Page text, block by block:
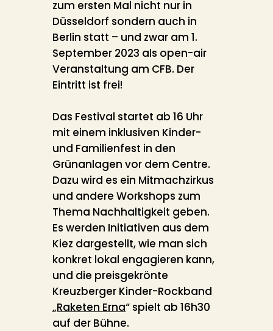
zum ersten Mal nicht nur in
Düsseldorf sondern auch in
Berlin statt – und zwar am 1.
September 2023 als open-air
Veranstaltung am CFB. Der
Eintritt ist frei!
Das Festival startet ab 16 Uhr
mit einem inklusiven Kinder-
und Familienfest in den
Grünanlagen vor dem Centre.
Dazu wird es ein Mitmachzirkus
und andere Workshops zum
Thema Nachhaltigkeit geben.
Es werden Initiativen aus dem
Kiez dargestellt, wie man sich
konkret lokal engagieren kann,
und die preisgekrönte
Kreuzberger Kinder-Rockband
„Raketen Erna“ spielt ab 16h30
auf der Bühne.